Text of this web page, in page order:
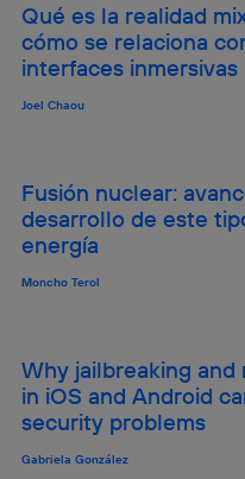
Qué es la realidad
cómo se relaciona
interfaces inmersivas
Joel Chaou
Fusión nuclear:
desarrollo de este
energía
Moncho Terol
Why jailbreaking and
in iOS and Android
security problems
Gabriela González